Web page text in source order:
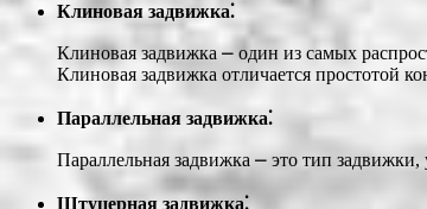
Клиновая задвижка⁚
Клиновая задвижка ⎼ один из самых
Клиновая задвижка отличается простотой
Параллельная задвижка⁚
Параллельная задвижка ⎼ это тип
Штуцерная задвижка⁚